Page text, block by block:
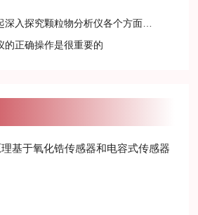
入探究颗粒物分析仪各个方面的知识点
的正确操作是很重要的
基于氧化锆传感器和电容式传感器